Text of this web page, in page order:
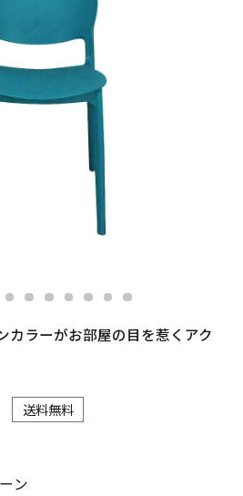
カラーがお部屋の目を惹くアク
送料無料
ン